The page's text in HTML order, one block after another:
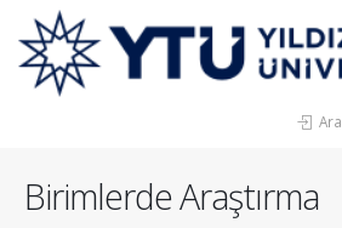
Birimlerde Araştırma